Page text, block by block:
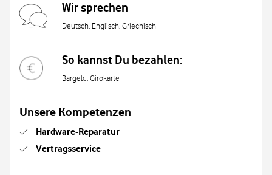
Wir sprechen
Deutsch, Englisch, Griechisch
So kannst Du bezahlen:
Bargeld, Girokarte
Unsere Kompetenzen
Hardware-Reparatur
Vertragsservice